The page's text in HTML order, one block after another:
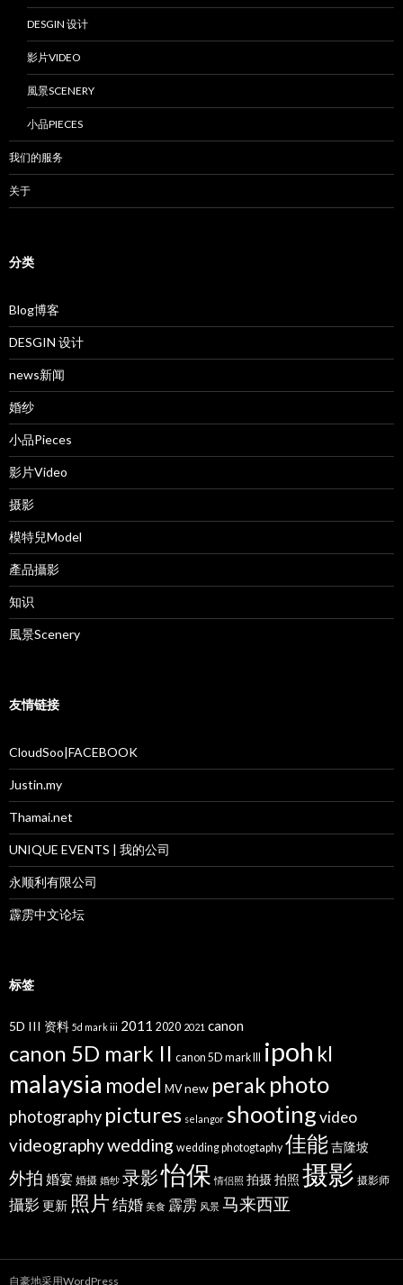
DESGIN 设计
影片VIDEO
風景SCENERY
小品PIECES
我们的服务
关于
分类
Blog博客
DESGIN 设计
news新闻
婚纱
小品Pieces
影片Video
摄影
模特兒Model
產品攝影
知识
風景Scenery
友情链接
CloudSoo|FACEBOOK
Justin.my
Thamai.net
UNIQUE EVENTS | 我的公司
永顺利有限公司
霹雳中文论坛
标签
5D III 资料 5d mark iii 2011 2020 2021 canon
canon 5D mark II canon 5D mark III ipoh kl
malaysia model MV new perak photo
photography pictures selangor shootingvideo
videographywedding wedding photogtaphy 佳能吉隆坡
外拍 婚宴 婚摄 婚纱 录影怡保 情侣照 拍摄拍照 摄影 摄影师
攝影 更新 照片结婚 美食 霹雳 风景 马来西亚
自豪地采用WordPress